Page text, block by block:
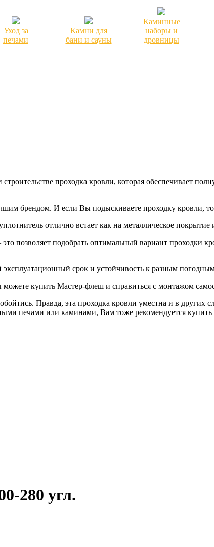
Уход за
печами
Камни для
бани и сауны
Каминные
наборы и
дровницы
проходка кровли, которая обеспечивает
брендом. И если Вы подыскиваете проходку
отлично встает как на металлическое
позволяет подобрать оптимальный вариант проходки
эксплуатационный срок и устойчивость к разным
купить Мастер-флеш и справиться с монтажом
Правда, эта проходка кровли уместна и в других
печами или каминами, Вам тоже рекомендуется
280 угл.